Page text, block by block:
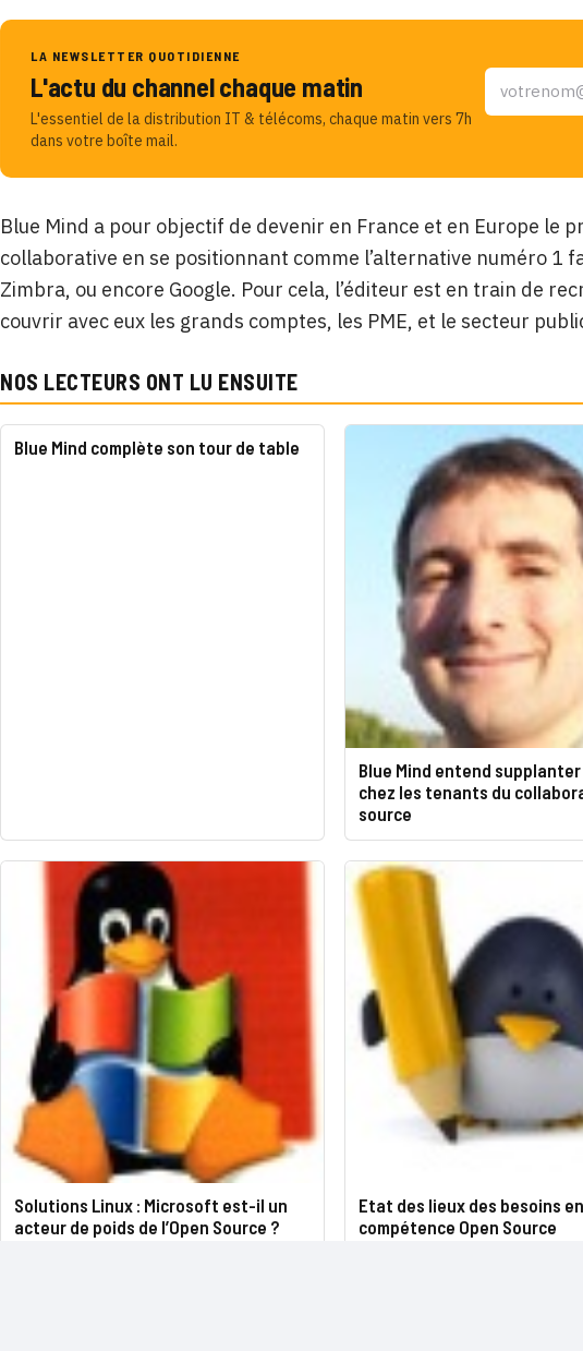
LA NEWSLETTER QUOTIDIENNE
L'actu du channel chaque matin
L'essentiel de la distribution IT & télécoms, chaque matin vers 7h
dans votre boîte mail.
Blue Mind a pour objectif de devenir en France et en Europe le
collaborative en se positionnant comme l’alternative numéro 1
Zimbra, ou encore Google. Pour cela, l’éditeur est en train de
couvrir avec eux les grands comptes, les PME, et le secteur
NOS LECTEURS ONT LU ENSUITE
Blue Mind complète son tour de table
Blue Mind entend
chez les tenants du
source
Solutions Linux : Microsoft est-il un
acteur de poids de l’Open Source ?
Etat des lieux des besoins en
compétence Open Source